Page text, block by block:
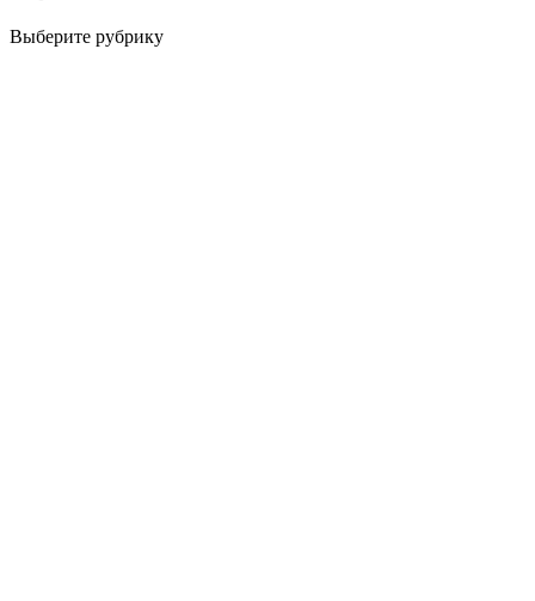
Выберите рубрику